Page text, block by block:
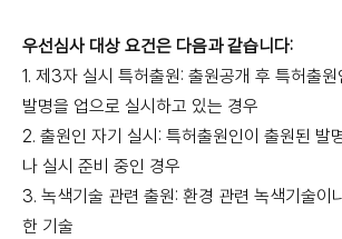
우선심사 대상 요건은 다음과 같습니다:
1. 제3자 실시 특허출원: 출원공개 후 특허출
발명을 업으로 실시하고 있는 경우
2. 출원인 자기 실시: 특허출원인이 출원된 발
나 실시 준비 중인 경우
3. 녹색기술 관련 출원: 환경 관련 녹색기술이
한 기술